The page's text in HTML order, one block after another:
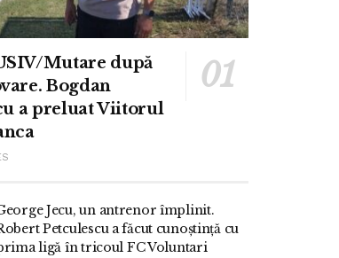
Mutare după
Bogdan
a preluat Viitorul
Jecu, un antrenor împlinit.
Petculescu a făcut cunoștință cu
ligă în tricoul FC Voluntari